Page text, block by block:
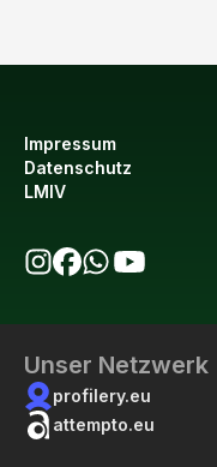
Impressum
Datenschutz
LMIV
Unser Netzwerk
profilery.eu
attempto.eu